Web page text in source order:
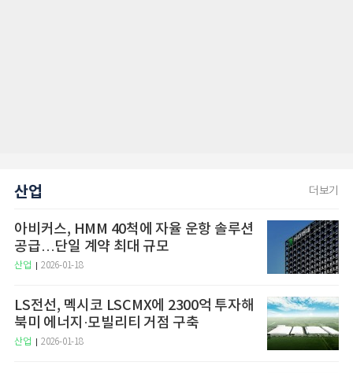
산업 더보기
아비커스, HMM 40척에 자율 운항 솔루션
공급…단일 계약 최대 규모
산업 2026-01-18
LS전선, 멕시코 LSCMX에 2300억 투자해
북미 에너지·모빌리티 거점 구축
산업 2026-01-18